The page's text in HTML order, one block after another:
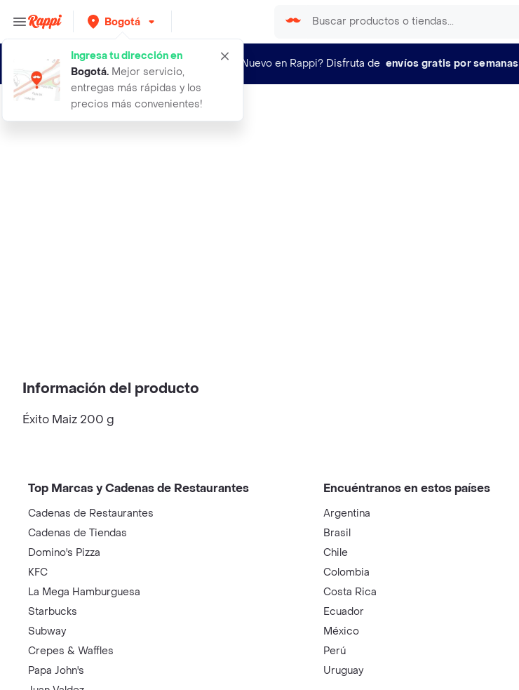
Bogotá
Ingresa tu dirección en
Bogotá. Mejor servicio,
entregas más rápidas y los
precios más convenientes!
¿Nuevo en Rappi? Disfruta de envíos gratis por semanas
exito maiz
Información del producto
Éxito Maiz 200 g
Top Marcas y Cadenas de Restaurantes
Cadenas de Restaurantes
Cadenas de Tiendas
Domino's Pizza
KFC
La Mega Hamburguesa
Starbucks
Subway
Crepes & Waffles
Papa John's
Encuéntranos en estos países
Argentina
Brasil
Chile
Colombia
Costa Rica
Ecuador
México
Perú
Uruguay